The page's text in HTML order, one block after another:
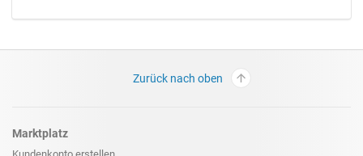
Zurück nach oben
Marktplatz